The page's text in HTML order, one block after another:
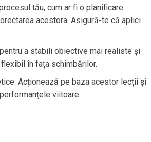
tău, cum ar fi o planificare
acestora. Asigură-te că aplici
a stabili obiective mai realiste și
în fața schimbărilor.
Acționează pe baza acestor lecții și
viitoare.